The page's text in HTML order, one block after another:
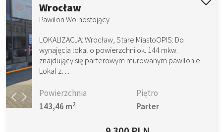
Wrocław
Pawilon Wolnostojący
LOKALIZACJA: Wrocław, Stare MiastoOPIS: Do
wynajęcia lokal o powierzchni ok. 144 mkw.
znajdujący się parterowym murowanym pawilonie.
Lokal z…
Powierzchnia
143,46 m2
Piętro
Parter